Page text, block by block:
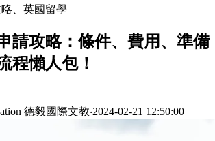
英國留學
請攻略：條件、費用、準備
程懶人包！
德毅國際文教‧2024-02-21 12:50:00